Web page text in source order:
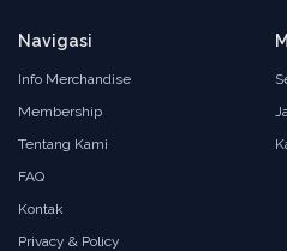
Navigasi
Info Merchandise
Membership
Tentang Kami
FAQ
Kontak
Privacy & Policy